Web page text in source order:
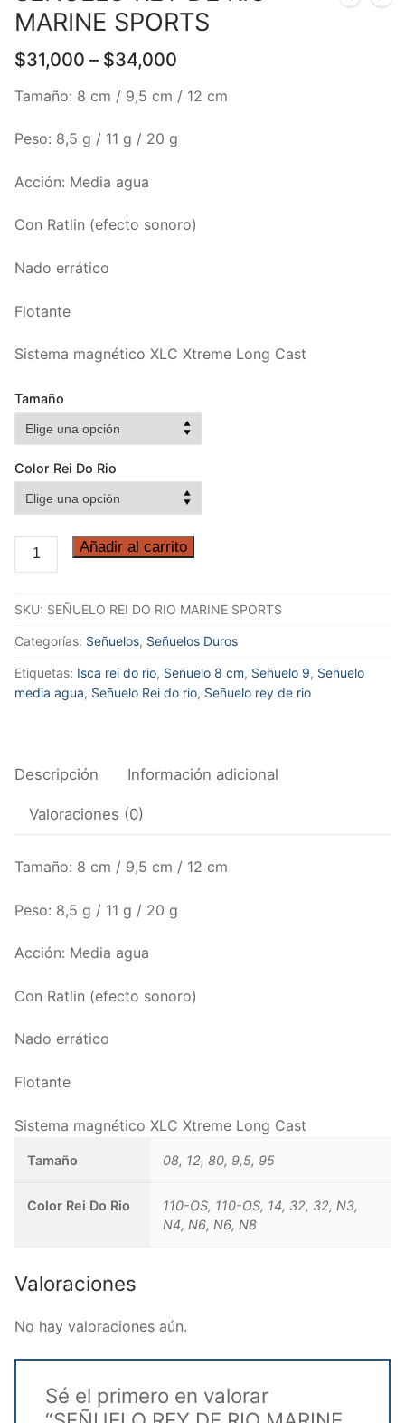
MARINE SPORTS
$31,000 – $34,000
Tamaño: 8 cm / 9,5 cm / 12 cm
Peso: 8,5 g / 11 g / 20 g
Acción: Media agua
Con Ratlin (efecto sonoro)
Nado errático
Flotante
Sistema magnético XLC Xtreme Long Cast
Tamaño
Color Rei Do Rio
SEÑUELO
REY
RIO
MARINE
cantidad
Añadir al carrito
SKU: SEÑUELO REI DO RIO MARINE SPORTS
Categorías: Señuelos, Señuelos Duros
Etiquetas: Isca rei do rio, Señuelo 8 cm, Señuelo 9, Señuelo
media agua, Señuelo Rei do rio, Señuelo rey de rio
Descripción Información adicional
Valoraciones (0)
Tamaño: 8 cm / 9,5 cm / 12 cm
Peso: 8,5 g / 11 g / 20 g
Acción: Media agua
Con Ratlin (efecto sonoro)
Nado errático
Flotante
Sistema magnético XLC Xtreme Long Cast
Tamaño 08, 12, 80, 9,5, 95
Color Rei Do Rio
110-OS, 110-OS, 14, 32, 32, N3,
N4, N6, N6, N8
Valoraciones
No hay valoraciones aún.
Sé el primero en valorar